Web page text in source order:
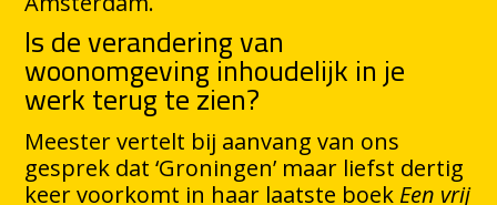
Is de verandering van
woonomgeving inhoudelijk in je
werk terug te zien?
Meester vertelt bij aanvang van ons
gesprek dat ‘Groningen’ maar liefst dertig
keer voorkomt in haar laatste boek Een vrij